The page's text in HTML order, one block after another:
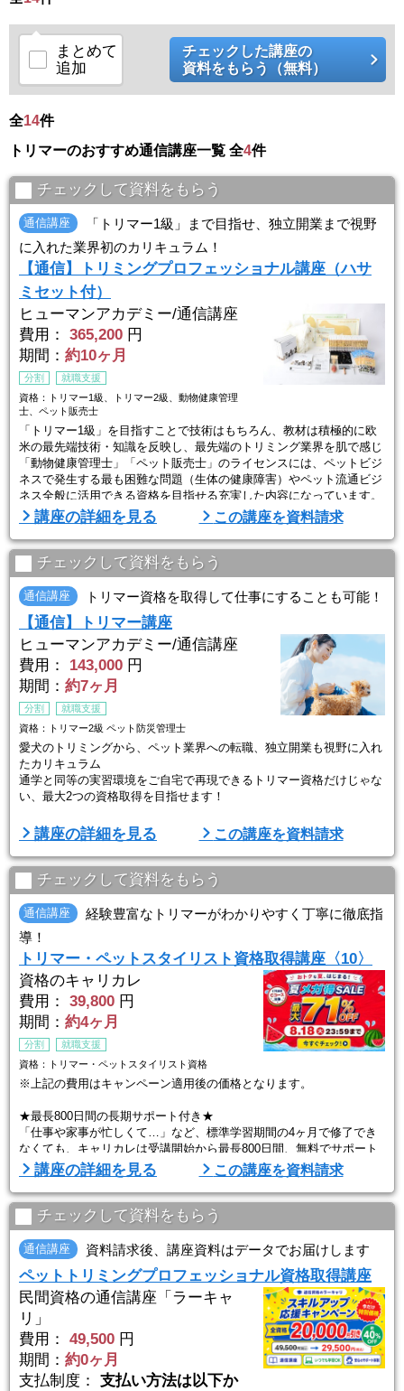
まずは本学院の雰囲気を知るために、お気軽に見学にお越しくださ
見学は昼間(平日の月～金曜日)・夜間(水・木曜日)共に随時受け付けて
おります。
・説明会
本学院に興 ...
まとめて
追加
チェックした講座の
資料をもらう（無料）
全14件
トリマーのおすすめ通信講座一覧 全4件
チェックして資料をもらう
通信講座
「トリマー1級」まで目指せ、独立開業まで視野
に入れた業界初のカリキュラム！
【通信】トリミングプロフェッショナル講座（ハサ
ミセット付）
ヒューマンアカデミー/通信講座
費用：
365,200 円
期間： 約10ヶ月
分割
就職支援
資格：トリマー1級、トリマー2級、動物健康管理
士、ペット販売士
「トリマー1級」を目指すことで技術はもちろん、教材は積極的に欧
米の最先端技術・知識を反映し、最先端のトリミング業界を肌で感じ
「動物健康管理士」「ペット販売士」のライセンスには、ペットビジ
ネスで発生する最も困難な問題（生体の健康障害）やペット流通ビジ
ネス全般に活用できる資格を目指せる充実した内容になっています。
講座修了後はペットサロンの独立開業の他、ペットショップや動物病
院などへの就職、ご自分のペットの健康管理にも活かすことができま
す。
★Point・1★ 4つのライセンスは在宅試験で取得可能 ...
講座の詳細を見る この講座を資料請求
チェックして資料をもらう
通信講座 トリマー資格を取得して仕事にすることも可能！
【通信】トリマー講座
ヒューマンアカデミー/通信講座
費用：
143,000 円
期間： 約7ヶ月
分割
就職支援
資格：トリマー2級 ペット防災管理士
愛犬のトリミングから、ペット業界への転職、独立開業も視野に入れ
たカリキュラム
通学と同等の実習環境をご自宅で再現できるトリマー資格だけじゃな
い、最大2つの資格取得を目指せます！
本講座は、ペット美容サロンでのグルーミング技術を証明する「トリ
マー2級」取得に特化したカリキュラムで、愛犬のケアはもちろん、
ペットサロンやペットショップで活躍できる実践的な力を育みます。
通学と同等の実習環境をご自宅で再現できる通信講座なので、時間や
場所を選ばず学習可能。講座修了後は、ご自身の愛犬の健康管理やト
リミングは ...
講座の詳細を見る この講座を資料請求
チェックして資料をもらう
通信講座
経験豊富なトリマーがわかりやすく丁寧に徹底指
導！
トリマー・ペットスタイリスト資格取得講座〈10〉
資格のキャリカレ
費用：
39,800 円
期間： 約4ヶ月
分割
就職支援
資格：トリマー・ペットスタイリスト資格
※上記の費用はキャンペーン適用後の価格となります。
★最長800日間の長期サポート付き★
「仕事や家事が忙しくて…」など、標準学習期間の4ヶ月で修了でき
なくても、キャリカレは受講開始から最長800日間、無料でサポート
いたします。もちろん、わずらわしい手続きは一切不要。ゆっくり勉
強したい方や少しずつしか勉強できない方でも、安心して学習をお進
めいただけます。
本講座では、トイ・プードル、ミニチュア・シュナウザー、ポメラニ
アン、シー・ズー、マルチーズの人気のワンちゃん５犬種のトリミン
グ方法をわずか ...
講座の詳細を見る この講座を資料請求
チェックして資料をもらう
通信講座 資料請求後、講座資料はデータでお届けします
ペットトリミングプロフェッショナル資格取得講座
民間資格の通信講座「ラーキャ
リ」
費用：
49,500 円
期間： 約0ヶ月
支払制度： 支払い方法は以下か